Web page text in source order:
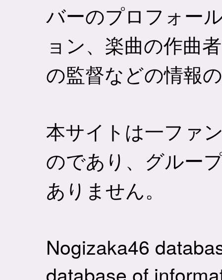
バーのプロフォー
ョン、楽曲の作曲
の監督などの情報
本サイトは一ファ
のであり、グルー
ありません。
Nogizaka46
database of